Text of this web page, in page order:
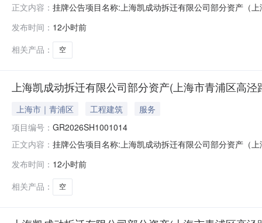
正文内容： 挂牌公告项目名称:上海凯成动拆迁有限公司部分资产（
电话:16628727766交易机构:业务联系人:无nbsp联系电
发布时间： 12小时前
相关产品：
空
上海凯成动拆迁有限公司部分资产(上海市青浦区高
上海市｜青浦区 工程建筑
服务
项目编号： GR2026SH1001014
正文内容： 挂牌公告项目名称:上海凯成动拆迁有限公司部分资产（
电话:16628727766交易机构:业务联系人:无nbsp联系电
发布时间： 12小时前
相关产品：
空